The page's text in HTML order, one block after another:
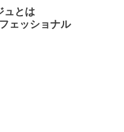
ュとは
ェッショナル